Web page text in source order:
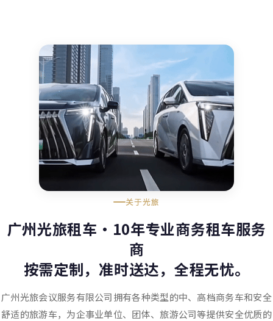
关于光旅
广州光旅租车·10年专业商务租车服务
商
按需定制，准时送达，全程无忧。
广州光旅会议服务有限公司拥有各种类型的中、高档商务车和安全
舒适的旅游车，为企事业单位、团体、旅游公司等提供安全优质的